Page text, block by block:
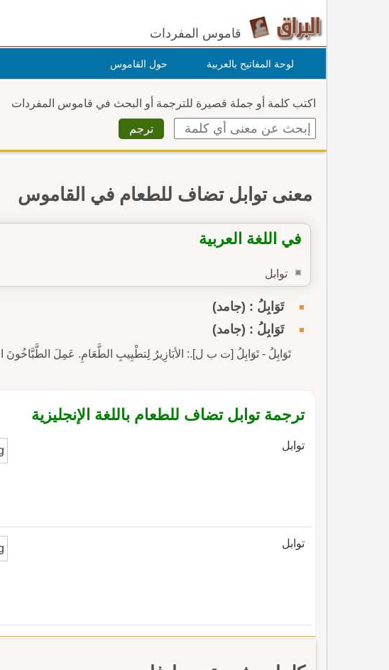
قاموس المفردات
لوحة المفاتيح بالعربية حول القاموس
اكتب كلمة أو جملة قصيرة للترجمة أو البحث في قاموس المفردات
معنى توابل تضاف للطعام في القاموس
في اللغة العربية
توابل
تَوَابِلُ : (جامد)
تَوَابِلُ : (جامد)
تَوَابِلُ - تَوَابِلُ [ت ب ل].: الأبَازِيرُ لِتطْيِيبِ الطَّعَامِ. عَمِلَ الطَّبَّاخُونَ
ترجمة توابل تضاف للطعام باللغة الإنجليزية
توابل
توابل